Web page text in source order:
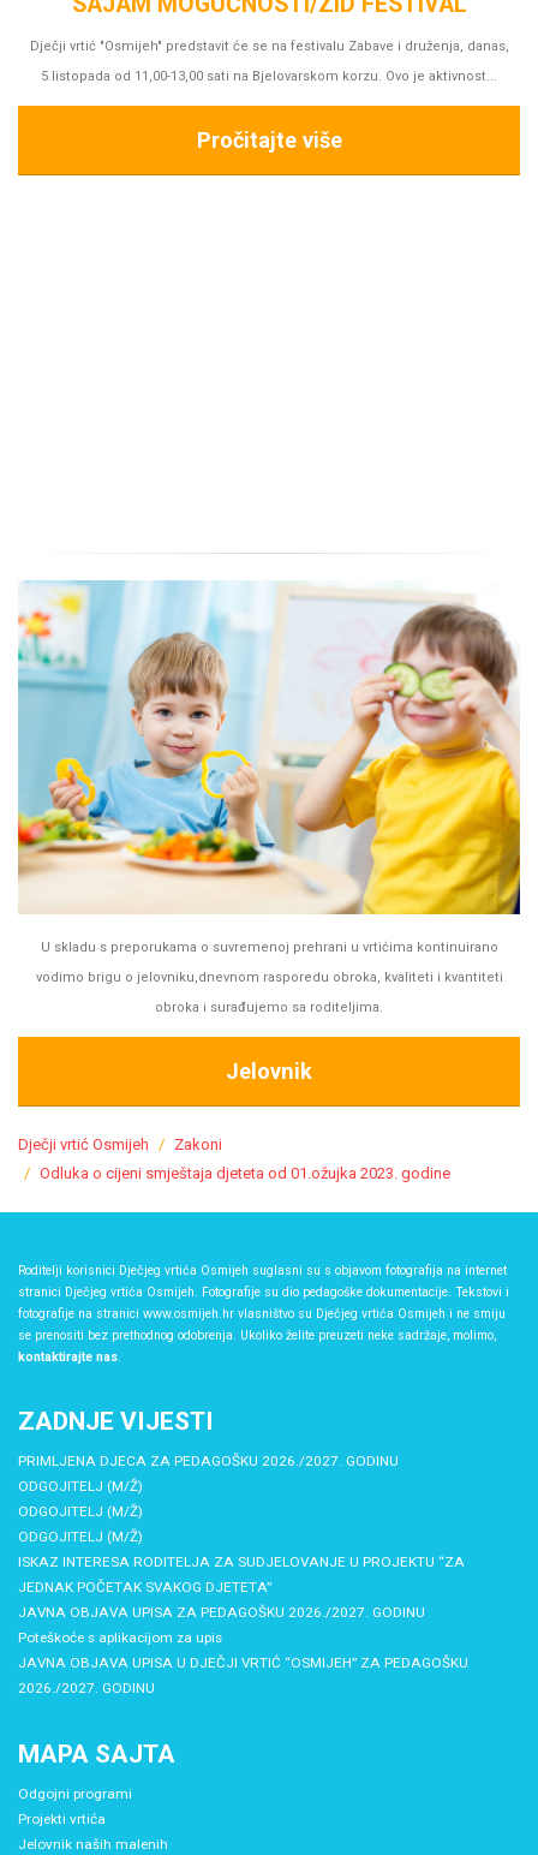
U skladu s preporukama o suvremenoj prehrani u vrtićima kontinuirano
vodimo brigu o jelovniku,dnevnom rasporedu obroka, kvaliteti i kvantiteti
obroka i surađujemo sa roditeljima.
Jelovnik
Dječji vrtić Osmijeh
Zakoni
Odluka o cijeni smještaja djeteta od 01.ožujka 2023. godine
Roditelji korisnici Dječjeg vrtića Osmijeh suglasni su s objavom fotografija na internet
stranici Dječjeg vrtića Osmijeh. Fotografije su dio pedagoške dokumentacije. Tekstovi i
fotografije na stranici www.osmijeh.hr vlasništvo su Dječjeg vrtića Osmijeh i ne smiju
se prenositi bez prethodnog odobrenja. Ukoliko želite preuzeti neke sadržaje, molimo,
kontaktirajte nas.
ZADNJE VIJESTI
PRIMLJENA DJECA ZA PEDAGOŠKU 2026./2027. GODINU
ODGOJITELJ (M/Ž)
ODGOJITELJ (M/Ž)
ODGOJITELJ (M/Ž)
ISKAZ INTERESA RODITELJA ZA SUDJELOVANJE U PROJEKTU “ZA
JEDNAK POČETAK SVAKOG DJETETA”
JAVNA OBJAVA UPISA ZA PEDAGOŠKU 2026./2027. GODINU
Poteškoće s aplikacijom za upis
JAVNA OBJAVA UPISA U DJEČJI VRTIĆ “OSMIJEH” ZA PEDAGOŠKU
2026./2027. GODINU
MAPA SAJTA
Odgojni programi
Projekti vrtića
Jelovnik naših malenih